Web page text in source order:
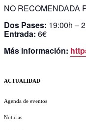
NO RECOMENDADA
Dos Pases: 19:00h –
Entrada: 6€
Más información:
ACTUALIDAD
Agenda de eventos
Noticias